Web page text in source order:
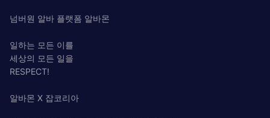
넘버원 알바 플랫폼 알바몬
일하는 모든 이를
세상의 모든 일을
RESPECT!
알바몬 X 잡코리아